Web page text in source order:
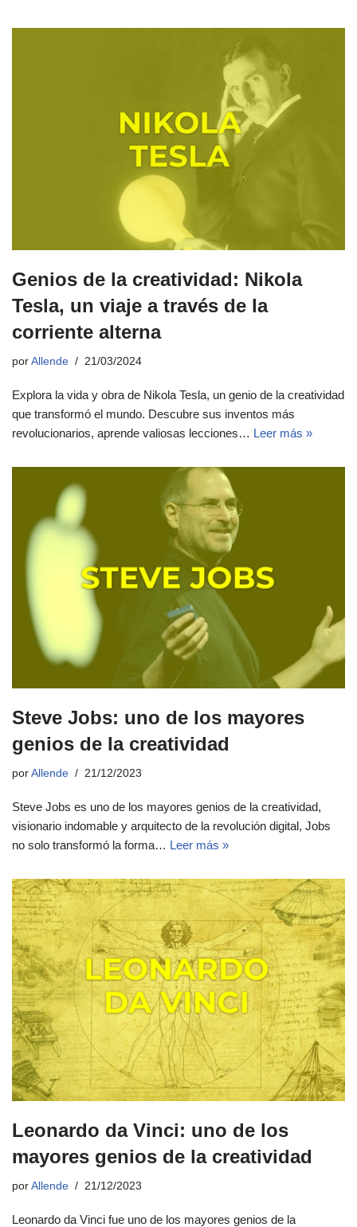
Genios de la creatividad: Nikola
Tesla, un viaje a través de la
corriente alterna
por Allende 21/03/2024
Explora la vida y obra de Nikola Tesla, un genio de la creatividad
que transformó el mundo. Descubre sus inventos más
revolucionarios, aprende valiosas lecciones… Leer más »
Steve Jobs: uno de los mayores
genios de la creatividad
por Allende 21/12/2023
Steve Jobs es uno de los mayores genios de la creatividad,
visionario indomable y arquitecto de la revolución digital, Jobs
no solo transformó la forma… Leer más »
Leonardo da Vinci: uno de los
mayores genios de la creatividad
por Allende 21/12/2023
Leonardo da Vinci fue uno de los mayores genios de la